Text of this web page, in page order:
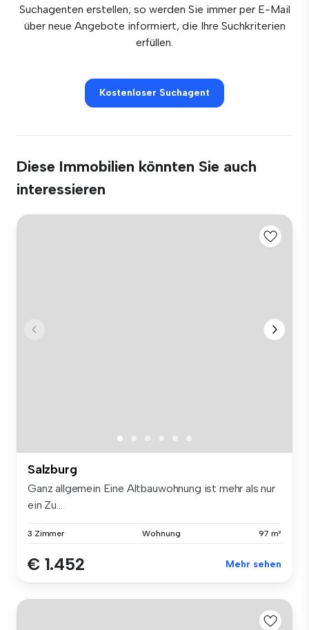
Suchagenten erstellen; so werden Sie immer per E-Mail
über neue Angebote informiert, die Ihre Suchkriterien
erfüllen.
Kostenloser Suchagent
Diese Immobilien könnten Sie auch
interessieren
Salzburg
Ganz allgemein Eine Altbauwohnung ist mehr als nur
ein Zu...
3 Zimmer Wohnung 97 m²
€ 1.452 Mehr sehen